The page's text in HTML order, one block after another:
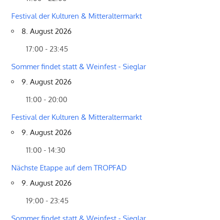
Festival der Kulturen & Mitteraltermarkt
8. August 2026
17:00 - 23:45
Sommer findet statt & Weinfest - Sieglar
9. August 2026
11:00 - 20:00
Festival der Kulturen & Mitteraltermarkt
9. August 2026
11:00 - 14:30
Nächste Etappe auf dem TROPFAD
9. August 2026
19:00 - 23:45